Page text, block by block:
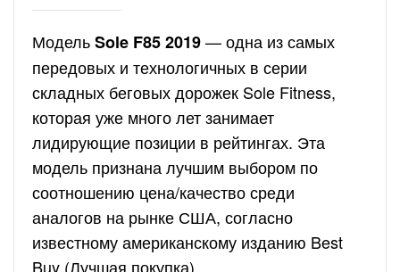
МодельSole F85 2019— одна из самых
передовых и технологичных в серии
складных беговых дорожек Sole Fitness,
которая уже много лет занимает
лидирующие позиции в рейтингах. Эта
модель признана лучшим выбором по
соотношению цена/качество среди
аналогов на рынке США, согласно
известному американскому изданию Best
Buy (Лучшая покупка).